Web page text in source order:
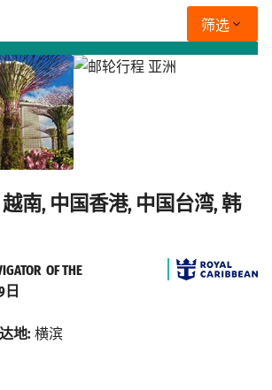
筛选
南, 中国香港, 中国台湾, 韩
OF THE
日
地: 横滨